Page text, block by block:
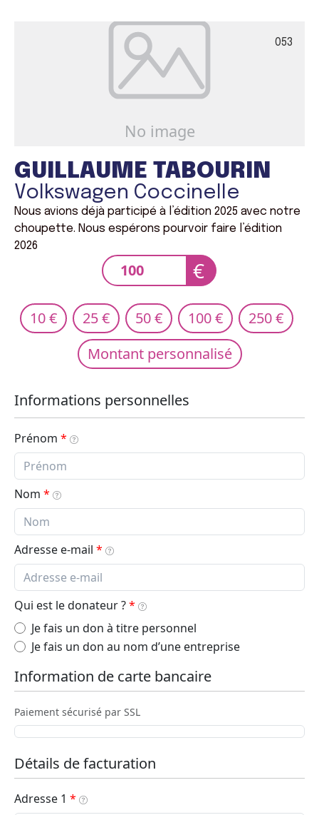
053
GUILLAUME TABOURIN
Volkswagen Coccinelle
Nous avions déjà participé à l’édition 2025 avec notre
choupette. Nous espérons pourvoir faire l’édition
2026